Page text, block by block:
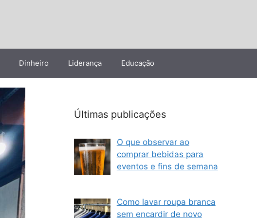
Dinheiro Liderança Educação
Últimas publicações
O que observar ao
comprar bebidas para
eventos e fins de semana
Como lavar roupa branca
sem encardir de novo